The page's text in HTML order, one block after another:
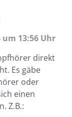
um 13:56 Uhr
direkt
Es gäbe
oder
einen
Z.B.: